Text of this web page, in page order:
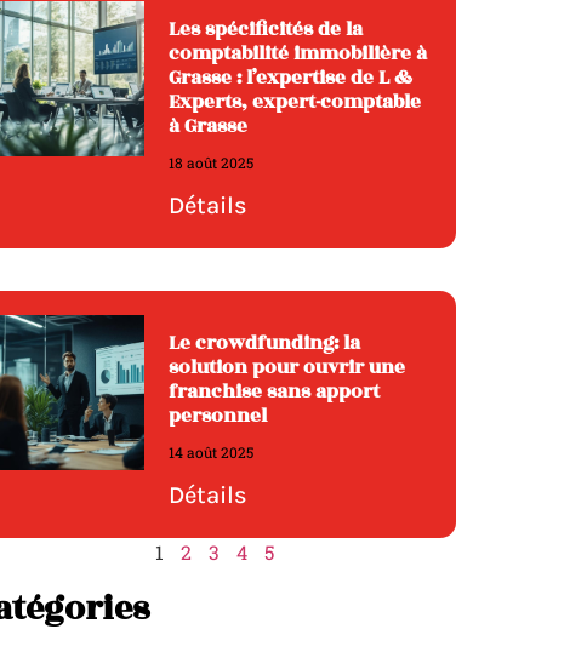
Les spécificités de la
comptabilité immobilière à
Grasse : l’expertise de L &
Experts, expert-comptable
à Grasse
18 août 2025
Détails
Le crowdfunding: la
solution pour ouvrir une
franchise sans apport
personnel
14 août 2025
Détails
1 2 3 4 5